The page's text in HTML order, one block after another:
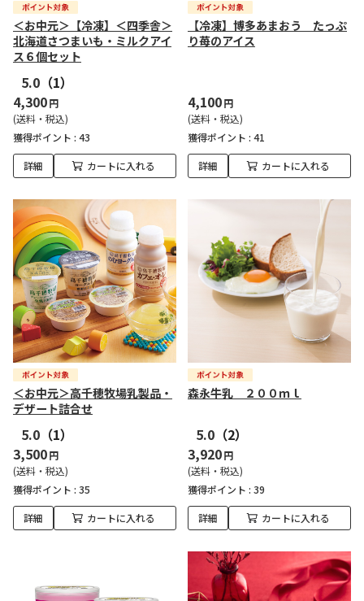
＜お中元＞【冷凍】＜四季舎＞
北海道さつまいも・ミルクアイ
ス６個セット
5.0 （1）
4,300円
(送料・税込)
獲得ポイント : 43
詳細 カートに入れる
【冷凍】博多あまおう たっぷ
り苺のアイス
4,100円
(送料・税込)
獲得ポイント : 41
詳細 カートに入れる
＜お中元＞高千穂牧場乳製品・
デザート詰合せ
5.0 （1）
3,500円
(送料・税込)
獲得ポイント : 35
詳細 カートに入れる
森永牛乳 ２００ｍｌ
5.0 （2）
3,920円
(送料・税込)
獲得ポイント : 39
詳細 カートに入れる